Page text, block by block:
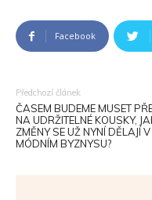
Facebook
Předchozí článek
ČASEM BUDEME MUSET
NA UDRŽITELNÉ KOUSKY,
ZMĚNY SE UŽ NYNÍ DĚLAJÍ V
MÓDNÍM BYZNYSU?